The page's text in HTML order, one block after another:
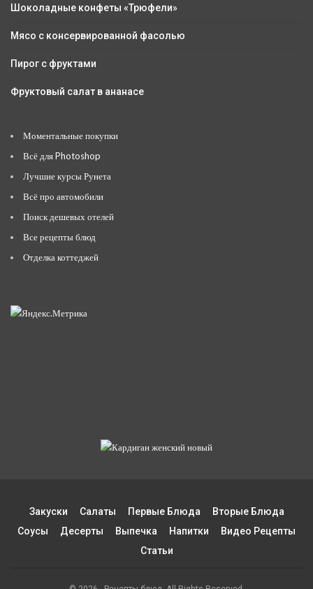
Шоколадные конфеты «Трюфели»
Мясо с консервированной фасолью
Пирог с фруктами
Фруктовый салат в ананасе
Моментальные покупки
Всё для Photoshop
Лучшие курсы Рунета
Всё про автомобили
Поиск дешевых отелей
Все рецепты блюд
Отделка коттеджей
Закуски Салаты Первые Блюда
Вторые Блюда
Соусы
Десерты Выпечка Напитки
Видео Рецепты
Статьи